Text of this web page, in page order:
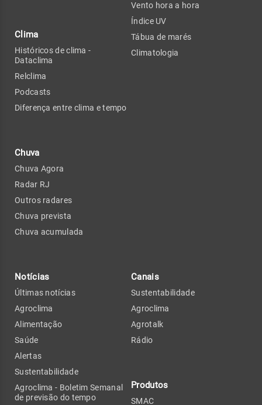
Clima
Históricos de clima -
Dataclima
Relclima
Podcasts
Diferença entre clima e tempo
Chuva
Chuva Agora
Radar RJ
Outros radares
Chuva prevista
Chuva acumulada
Vento hora a hora
Índice UV
Tábua de marés
Climatologia
Notícias
Últimas notícias
Agroclima
Alimentação
Saúde
Alertas
Sustentabilidade
Agroclima - Boletim Semanal
de previsão do tempo
Canais
Sustentabilidade
Agroclima
Agrotalk
Rádio
Produtos
SMAC